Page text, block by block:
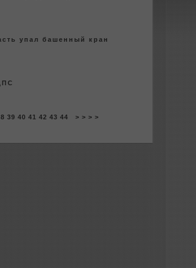
упал башенный кран
39 40 41 42 43 44 > > > >